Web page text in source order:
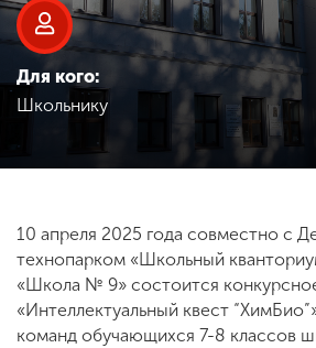
Наука
Международная
деятельность
Студенческая жизнь
Для кого:
Школьнику
10 апреля 2025 года совместно с
технопарком «Школьный
«Школа № 9» состоится
«Интеллектуальный квест
команд обучающихся 7-8 классов